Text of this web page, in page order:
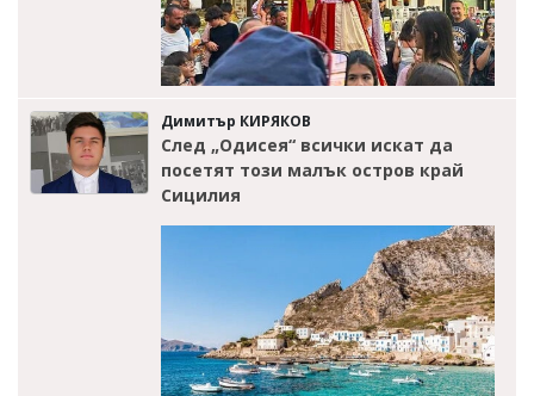
Димитър КИРЯКОВ
След „Одисея“ всички искат да
посетят този малък остров край
Сицилия